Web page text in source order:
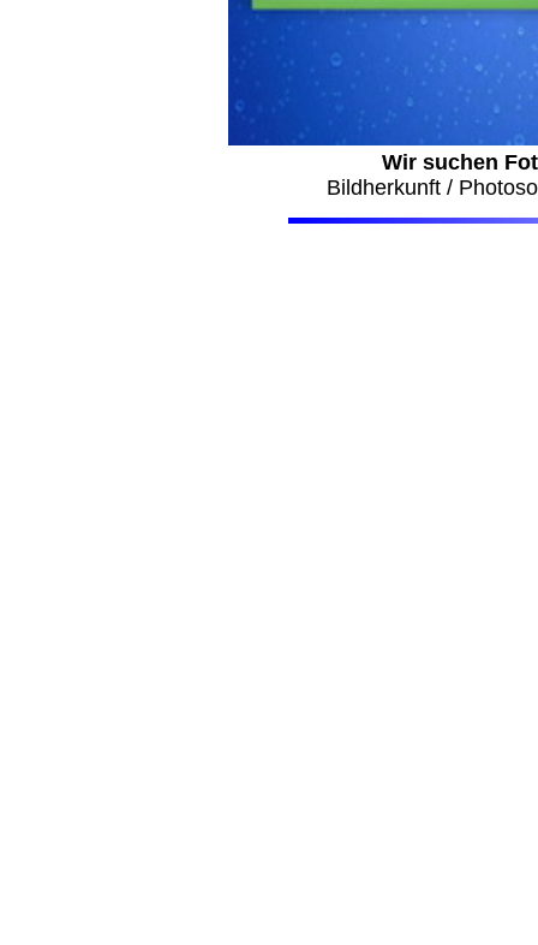
Wir suchen
Bildherkunft /